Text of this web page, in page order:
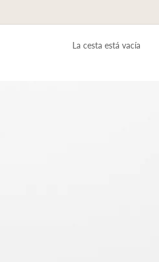
La cesta está vacía